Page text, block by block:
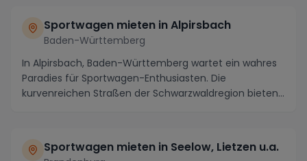
Sportwagen mieten in Alpirsbach
Baden-Württemberg
In Alpirsbach, Baden-Württemberg wartet ein wahres
Paradies für Sportwagen-Enthusiasten. Die
kurvenreichen Straßen der Schwarzwaldregion bieten
Sportwagen mieten in Seelow, Lietzen u.a.